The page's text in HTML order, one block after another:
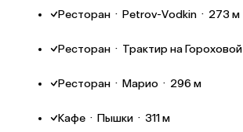
Ресторан · Petrov-Vodkin · 273 м
Ресторан · Трактир на Гороховой
Ресторан · Марио · 296 м
Кафе · Пышки · 311 м